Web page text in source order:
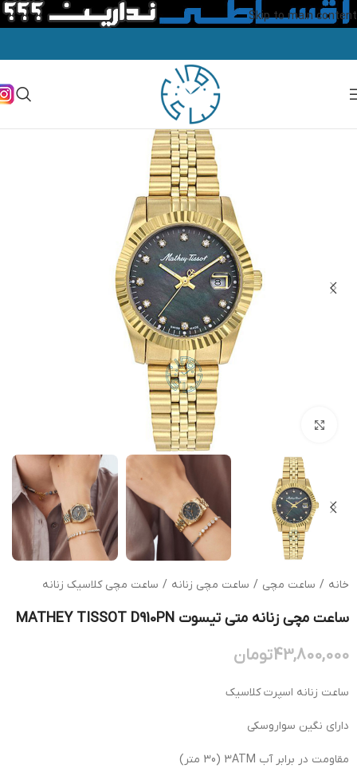
Skip to main content
خانه / ساعت مچی / ساعت مچی زنانه / ساعت مچی کلاسیک زنانه
ساعت مچی زنانه متی تیسوت MATHEY TISSOT D910PN
43,800,000تومان
ساعت زنانه اسپرت کلاسیک
دارای نگین سواروسکی
مقاومت در برابر آب 3ATM (30 متر)